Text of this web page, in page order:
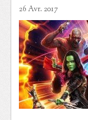
26 Avr. 2017